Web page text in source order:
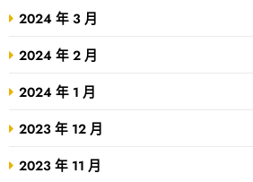
2024 年 3 月
2024 年 2 月
2024 年 1 月
2023 年 12 月
2023 年 11 月